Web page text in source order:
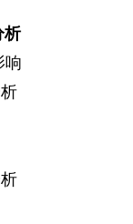
析
响